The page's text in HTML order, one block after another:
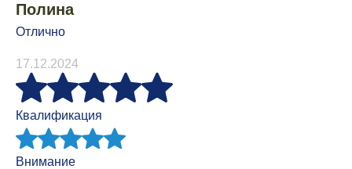
Полина
Отлично
17.12.2024
Квалификация
Внимание